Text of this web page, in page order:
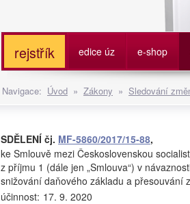
rejstřík edice úz e-shop
Navigace: Úvod » Zákony » Sledování
SDĚLENÍ čj. MF-5860/2017/15-88,
ke Smlouvě mezi Československou
z příjmu 1 (dále jen „Smlouva“) v
snižování daňového základu a přesouvání
účinnost: 17. 9. 2020